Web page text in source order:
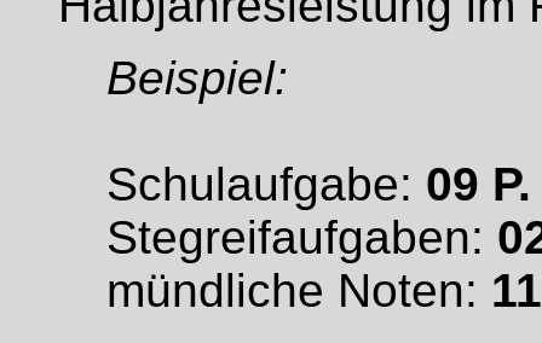
Beispiel:
Schulaufgabe: 09 P.
Stegreifaufgaben:
mündliche Noten: